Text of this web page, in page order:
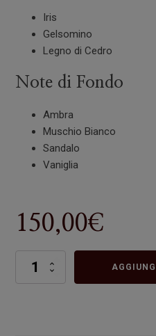
Iris
Gelsomino
Legno di Cedro
Note di Fondo
Ambra
Muschio Bianco
Sandalo
Vaniglia
150,00€
Iconic